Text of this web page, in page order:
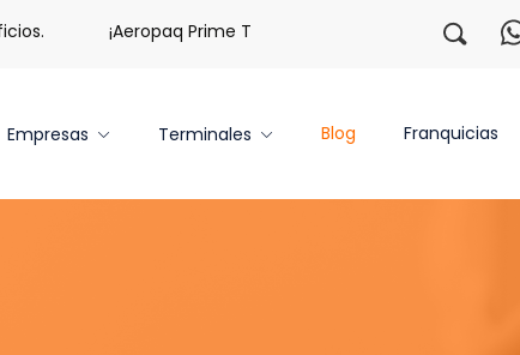
¡Aeropaq Prime TE DA MÁS! ¡Regístrate con
Empresas Terminales Blog Franquicias